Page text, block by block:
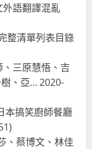
外語翻譯混亂
整清單列表目錄
、三原慧悟、吉
樹、亞…2020-
本搞笑廚師餐廳
、蔡博文、林佳
奶茶飲料
電影聯名網友官
澳洲限定
顧客大排長
店人潮多